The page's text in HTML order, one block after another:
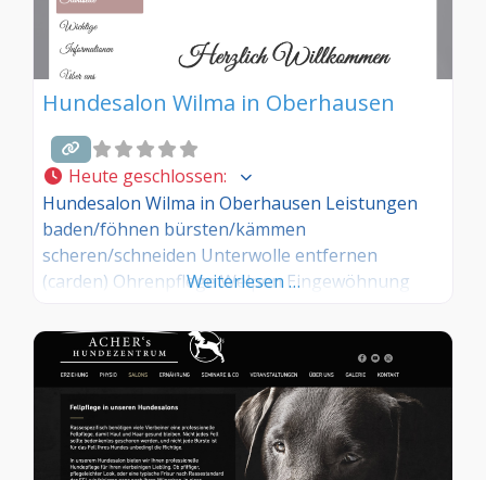
Hundesalon Wilma in Oberhausen
Heute geschlossen:
Hundesalon Wilma in Oberhausen Leistungen
baden/föhnen bürsten/kämmen
scheren/schneiden Unterwolle entfernen
(carden) Ohrenpflege Welpen Eingewöhnung
Weiterlesen …